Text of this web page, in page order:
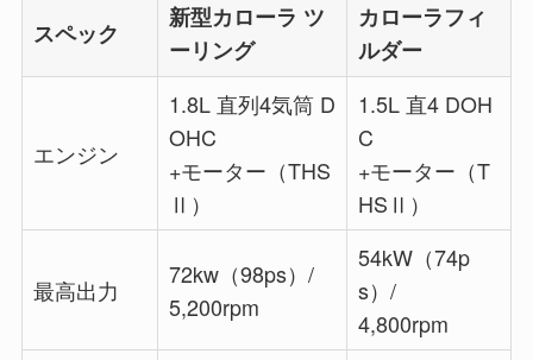
スペック
新型カローラ ツ
ーリング
カローラフィ
ルダー
エンジン
1.8L 直列4気筒 D
OHC
+モーター（THS
Ⅱ）
1.5L 直4 DOH
C
+モーター（T
HSⅡ）
最高出力
72kw（98ps）/
5,200rpm
54kW（74p
s）/
4,800rpm